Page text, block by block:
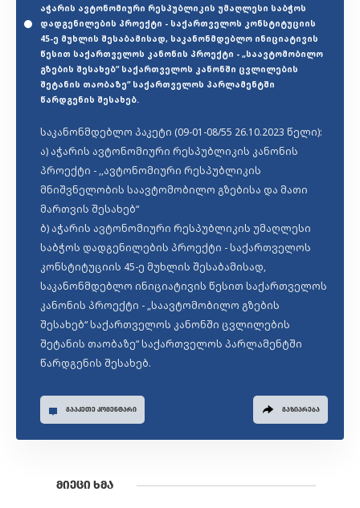
აჭარის ავტონომიური რესპუბლიკის უმაღლესი საბჭოს
დადგენილების პროექტი - საქართველოს კონსტიტუციის
45-ე მუხლის შესაბამისად, საკანონმდებლო ინიციატივის
წესით საქართველოს კანონის პროექტი - „საავტომობილო
გზების შესახებ“ საქართველოს კანონში ცვლილების
შეტანის თაობაზე“ საქართველოს პარლამენტში
წარდგენის შესახებ.
საკანონმდებლო პაკეტი (09-01-08/55 26.10.2023 წელი):
ა) აჭარის ავტონომიური რესპუბლიკის კანონის
პროექტი - ,,ავტონომიური რესპუბლიკის
მნიშვნელობის საავტომობილო გზებისა და მათი
მართვის შესახებ“
ბ) აჭარის ავტონომიური რესპუბლიკის უმაღლესი
საბჭოს დადგენილების პროექტი - საქართველოს
კონსტიტუციის 45-ე მუხლის შესაბამისად,
საკანონმდებლო ინიციატივის წესით საქართველოს
კანონის პროექტი - „საავტომობილო გზების
შესახებ“ საქართველოს კანონში ცვლილების
შეტანის თაობაზე“ საქართველოს პარლამენტში
წარდგენის შესახებ.
ᲒᲐᲐᲙᲔᲗᲔ ᲙᲝᲛᲔᲜᲢᲐᲠᲘ ᲒᲐᲖᲘᲐᲠᲔᲑᲐ
ᲛᲘᲔᲪᲘ ᲮᲛᲐ